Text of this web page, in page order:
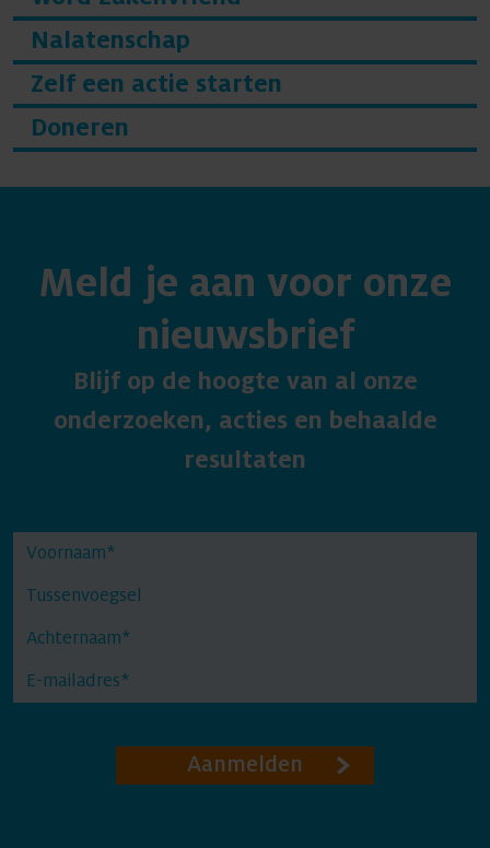
Nalatenschap
Zelf een actie starten
Doneren
Meld je aan voor onze
nieuwsbrief
Blijf op de hoogte van al onze
onderzoeken, acties en behaalde
resultaten
Aanmelden